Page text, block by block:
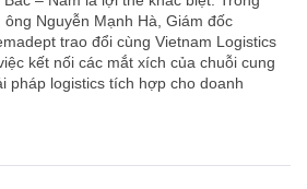
Nguyễn Mạnh Hà, Giám đốc
trao đổi cùng Vietnam Logistics
kết nối các mắt xích của chuỗi cung
pháp logistics tích hợp cho doanh